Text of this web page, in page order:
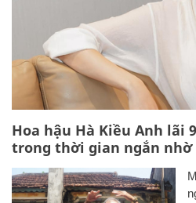
Hoa hậu Hà Kiều Anh lãi
trong thời gian ngắn nhờ